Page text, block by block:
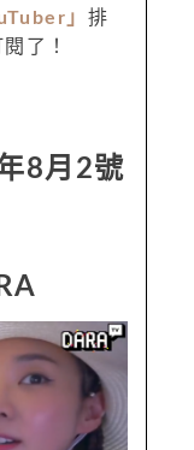
」 排
了！
8月2號